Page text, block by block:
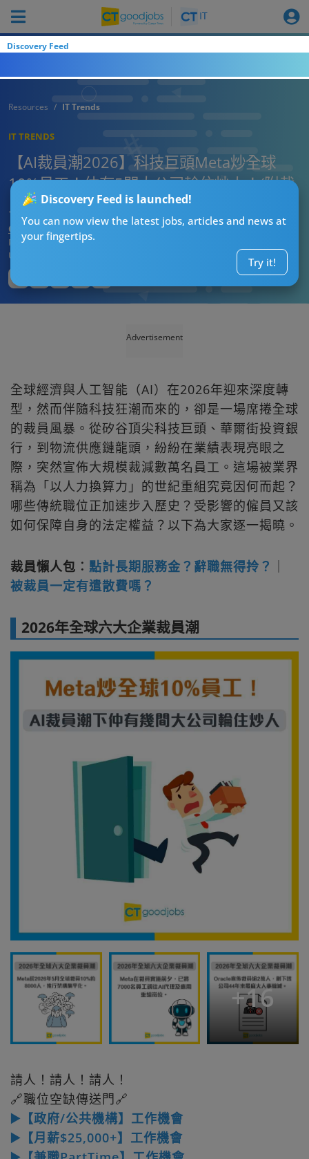
Discovery Feed
Discovery Feed is launched!
You can now view the latest jobs, articles and news at
your fingertips.
Try it!
Resources IT Trends
IT TRENDS
【AI裁員潮2026】科技巨頭Meta炒全球
10%員工！仲有5間大公司輪住炒人！(附裁
員賠償懶人包）
CT熱話管理員
Published:2026-08-02 01:36
Updated:
Advertisement
全球經濟與人工智能（AI）在2026年迎來深度轉
型，然而伴隨科技狂潮而來的，卻是一場席捲全球
的裁員風暴。從矽谷頂尖科技巨頭、華爾街投資銀
行，到物流供應鏈龍頭，紛紛在業績表現亮眼之
際，突然宣佈大規模裁減數萬名員工。這場被業界
稱為「以人力換算力」的世紀重組究竟因何而起？
哪些傳統職位正加速步入歷史？受影響的僱員又該
如何保障自身的法定權益？以下為大家逐一揭曉。
裁員懶人包︰ 點計長期服務金？辭職無得拎？
被裁員一定有遣散費嗎？
2026年全球六大企業裁員潮
+16
請人！請人！請人！
🔗職位空缺傳送門🔗
▶️【政府/公共機構】工作機會
▶️【月薪$25,000+】工作機會